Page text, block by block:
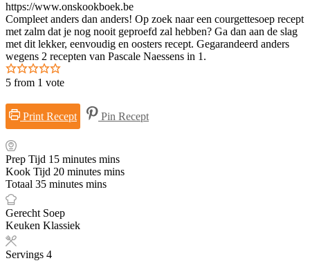
https://www.onskookboek.be
Compleet anders dan anders! Op zoek naar een courgettesoep recept
met zalm dat je nog nooit geproefd zal hebben? Ga dan aan de slag
met dit lekker, eenvoudig en oosters recept. Gegarandeerd anders
wegens 2 recepten van Pascale Naessens in 1.
5 from 1 vote
Print Recept Pin Recept
Prep Tijd 15 minutes mins
Kook Tijd 20 minutes mins
Totaal 35 minutes mins
Gerecht Soep
Keuken Klassiek
Servings 4